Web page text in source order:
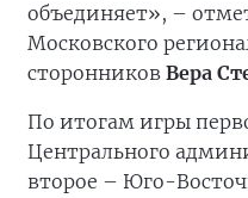
объединяет», –
Московского
сторонников Вера
По итогам игры
Центрального
второе – Юго-